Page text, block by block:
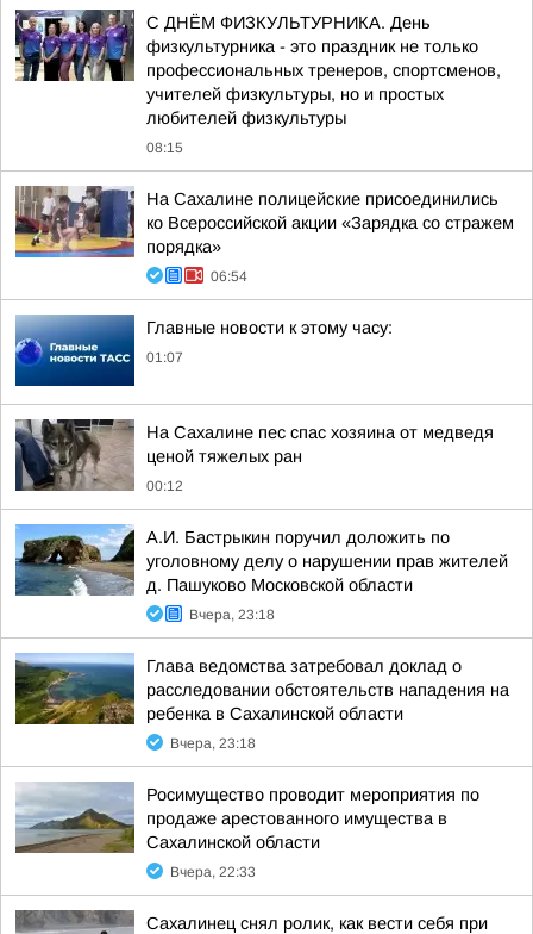
С ДНЁМ ФИЗКУЛЬТУРНИКА. День
физкультурника - это праздник не только
профессиональных тренеров, спортсменов,
учителей физкультуры, но и простых
любителей физкультуры
08:15
На Сахалине полицейские присоединились
ко Всероссийской акции «Зарядка со стражем
порядка»
06:54
Главные новости к этому часу:
01:07
На Сахалине пес спас хозяина от медведя
ценой тяжелых ран
00:12
А.И. Бастрыкин поручил доложить по
уголовному делу о нарушении прав жителей
д. Пашуково Московской области
Вчера, 23:18
Глава ведомства затребовал доклад о
расследовании обстоятельств нападения на
ребенка в Сахалинской области
Вчера, 23:18
Росимущество проводит мероприятия по
продаже арестованного имущества в
Сахалинской области
Вчера, 22:33
Сахалинец снял ролик, как вести себя при